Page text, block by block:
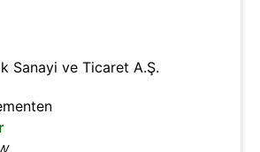
Sanayi ve Ticaret A.Ş.